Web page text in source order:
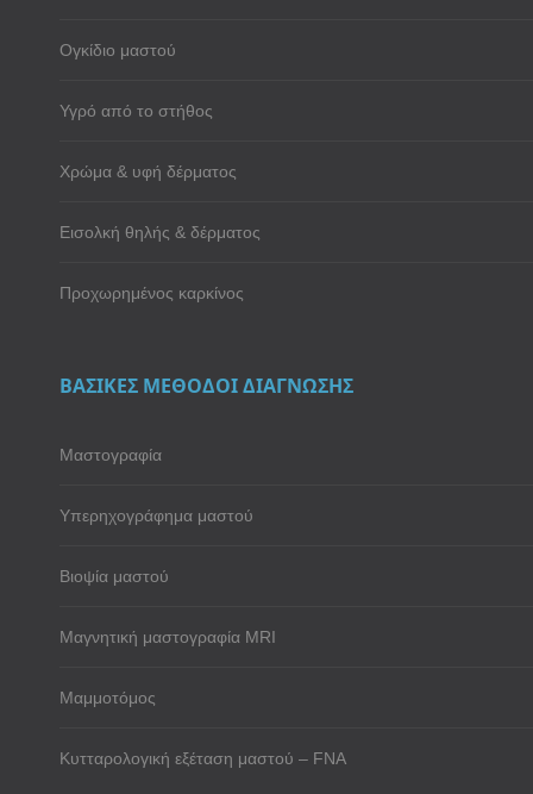
Ογκίδιο μαστού
Υγρό από το στήθος
Χρώμα & υφή δέρματος
Εισολκή θηλής & δέρματος
Προχωρημένος καρκίνος
ΒΑΣΙΚΕΣ ΜΕΘΟΔΟΙ ΔΙΑΓΝΩΣΗΣ
Μαστογραφία
Υπερηχογράφημα μαστού
Βιοψία μαστού
Μαγνητική μαστογραφία MRI
Μαμμοτόμος
Κυτταρολογική εξέταση μαστού – FNA